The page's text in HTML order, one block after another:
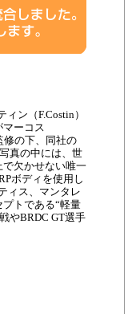
ン（F.Costin）
ーコス
修の下、同社の
真の中には、世
欠かせない唯一
ボディを使用し
ィス、マンタレ
トである“軽量
やBRDC GT選手